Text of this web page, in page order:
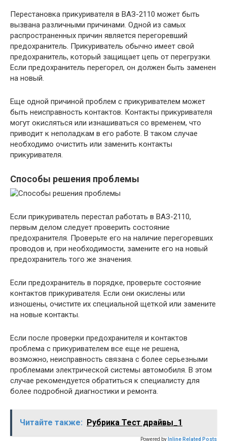
Перестановка прикуривателя в ВАЗ-2110 может быть
вызвана различными причинами. Одной из самых
распространенных причин является перегоревший
предохранитель. Прикуриватель обычно имеет свой
предохранитель, который защищает цепь от перегрузки.
Если предохранитель перегорел, он должен быть заменен
на новый.
Еще одной причиной проблем с прикуривателем может
быть неисправность контактов. Контакты прикуривателя
могут окисляться или изнашиваться со временем, что
приводит к неполадкам в его работе. В таком случае
необходимо очистить или заменить контакты
прикуривателя.
Способы решения проблемы
Если прикуриватель перестал работать в ВАЗ-2110,
первым делом следует проверить состояние
предохранителя. Проверьте его на наличие перегоревших
проводов и, при необходимости, замените его на новый
предохранитель того же значения.
Если предохранитель в порядке, проверьте состояние
контактов прикуривателя. Если они окислены или
изношены, очистите их специальной щеткой или замените
на новые контакты.
Если после проверки предохранителя и контактов
проблема с прикуривателем все еще не решена,
возможно, неисправность связана с более серьезными
проблемами электрической системы автомобиля. В этом
случае рекомендуется обратиться к специалисту для
более подробной диагностики и ремонта.
Читайте также: Рубрика Тест драйвы_1
Powered by Inline Related Posts